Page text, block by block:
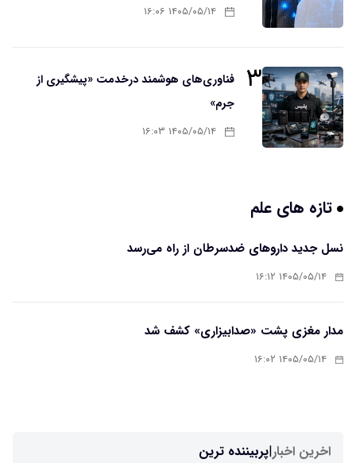
۱۴۰۵/۰۵/۱۴ ۱۶:۰۶
۳
فناوری‌های هوشمند درخدمت «پیشگیری از
جرم»
۱۴۰۵/۰۵/۱۴ ۱۶:۰۳
تازه های علم
نسل جدید داروهای ضدسرطان از راه می‌رسد
۱۴۰۵/۰۵/۱۴ ۱۶:۱۲
مدار مغزی پشت «صدابیزاری» کشف شد
۱۴۰۵/۰۵/۱۴ ۱۶:۰۲
اخرین اخبار|پربیننده ترین